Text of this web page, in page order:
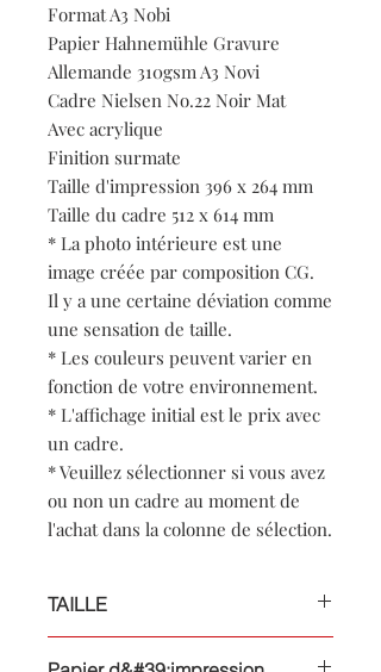
Format A3 Nobi
Papier Hahnemühle Gravure
Allemande 310gsm A3 Novi
Cadre Nielsen No.22 Noir Mat
Avec acrylique
Finition surmate
Taille d'impression 396 x 264 mm
Taille du cadre 512 x 614 mm
* La photo intérieure est une
image créée par composition CG.
Il y a une certaine déviation comme
une sensation de taille.
* Les couleurs peuvent varier en
fonction de votre environnement.
* L'affichage initial est le prix avec
un cadre.
* Veuillez sélectionner si vous avez
ou non un cadre au moment de
l'achat dans la colonne de sélection.
TAILLE